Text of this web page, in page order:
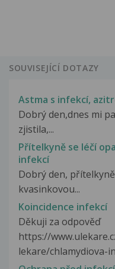
SOUVISEJÍCÍ DOTAZY
Astma s infekcí,
Dobrý den,dnes mi
zjistila,...
Přítelkyně se léčí
infekcí
Dobrý den,
kvasinkovou...
Koincidence infekcí
Děkuji za odpověď
https://
lekare/chlamydiova-